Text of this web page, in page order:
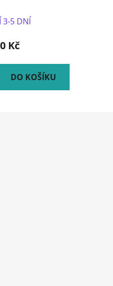
3-5 DNÍ
Kč
DO KOŠÍKU